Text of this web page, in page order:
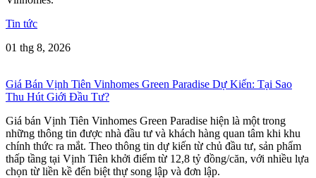
Tin tức
01 thg 8, 2026
Giá Bán Vịnh Tiên Vinhomes Green Paradise Dự Kiến: Tại Sao
Thu Hút Giới Đầu Tư?
Giá bán Vịnh Tiên Vinhomes Green Paradise hiện là một trong
những thông tin được nhà đầu tư và khách hàng quan tâm khi khu
chính thức ra mắt. Theo thông tin dự kiến từ chủ đầu tư, sản phẩm
thấp tầng tại Vịnh Tiên khởi điểm từ 12,8 tỷ đồng/căn, với nhiều lựa
chọn từ liền kề đến biệt thự song lập và đơn lập.